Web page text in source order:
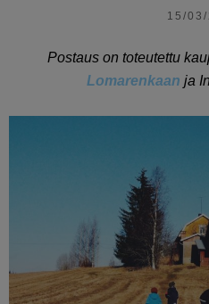
15/03/
Postaus on toteutettu
Lomarenkaan ja